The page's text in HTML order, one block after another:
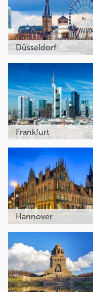
Düsseldorf
Frankfurt
Hannover